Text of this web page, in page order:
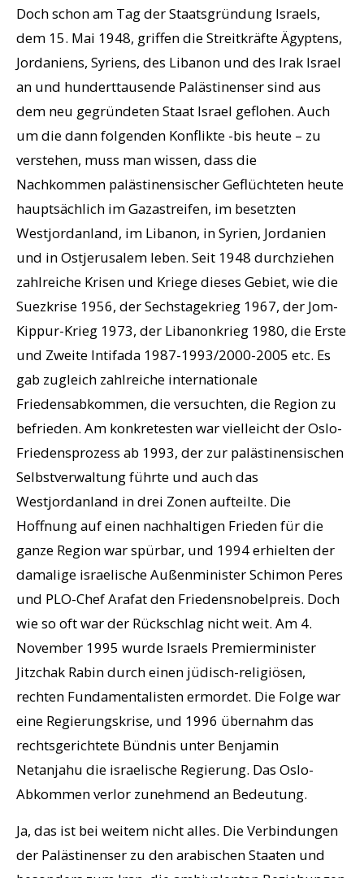
Doch schon am Tag der Staatsgründung Israels,
dem 15. Mai 1948, griffen die Streitkräfte Ägyptens,
Jordaniens, Syriens, des Libanon und des Irak Israel
an und hunderttausende Palästinenser sind aus
dem neu gegründeten Staat Israel geflohen. Auch
um die dann folgenden Konflikte -bis heute – zu
verstehen, muss man wissen, dass die
Nachkommen palästinensischer Geflüchteten heute
hauptsächlich im Gazastreifen, im besetzten
Westjordanland, im Libanon, in Syrien, Jordanien
und in Ostjerusalem leben. Seit 1948 durchziehen
zahlreiche Krisen und Kriege dieses Gebiet, wie die
Suezkrise 1956, der Sechstagekrieg 1967, der Jom-
Kippur-Krieg 1973, der Libanonkrieg 1980, die Erste
und Zweite Intifada 1987-1993/2000-2005 etc. Es
gab zugleich zahlreiche internationale
Friedensabkommen, die versuchten, die Region zu
befrieden. Am konkretesten war vielleicht der Oslo-
Friedensprozess ab 1993, der zur palästinensischen
Selbstverwaltung führte und auch das
Westjordanland in drei Zonen aufteilte. Die
Hoffnung auf einen nachhaltigen Frieden für die
ganze Region war spürbar, und 1994 erhielten der
damalige israelische Außenminister Schimon Peres
und PLO-Chef Arafat den Friedensnobelpreis. Doch
wie so oft war der Rückschlag nicht weit. Am 4.
November 1995 wurde Israels Premierminister
Jitzchak Rabin durch einen jüdisch-religiösen,
rechten Fundamentalisten ermordet. Die Folge war
eine Regierungskrise, und 1996 übernahm das
rechtsgerichtete Bündnis unter Benjamin
Netanjahu die israelische Regierung. Das Oslo-
Abkommen verlor zunehmend an Bedeutung.
Ja, das ist bei weitem nicht alles. Die Verbindungen
der Palästinenser zu den arabischen Staaten und